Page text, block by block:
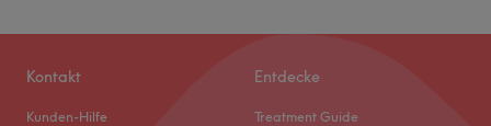
Kontakt
Kunden-Hilfe
Entdecke
Treatment Guide